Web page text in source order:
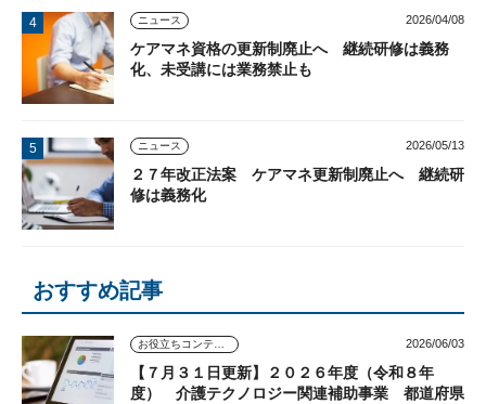
ニュース 2026/04/08
ケアマネ資格の更新制廃止へ 継続研修は義務
化、未受講には業務禁止も
ニュース 2026/05/13
２７年改正法案 ケアマネ更新制廃止へ 継続研
修は義務化
おすすめ記事
お役立ちコンテンツ 2026/06/03
【７月３１日更新】２０２６年度（令和８年
度） 介護テクノロジー関連補助事業 都道府県